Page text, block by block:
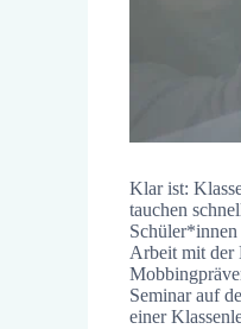
Klar ist:
tauchen
Schüler*innen
Arbeit mit der
Seminar auf
einer